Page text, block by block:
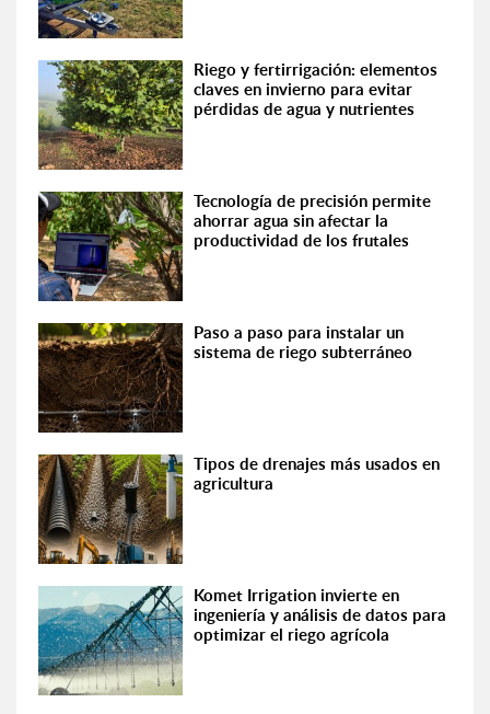
Riego y fertirrigación: elementos
claves en invierno para evitar
pérdidas de agua y nutrientes
Tecnología de precisión permite
ahorrar agua sin afectar la
productividad de los frutales
Paso a paso para instalar un
sistema de riego subterráneo
Tipos de drenajes más usados en
agricultura
Komet Irrigation invierte en
ingeniería y análisis de datos para
optimizar el riego agrícola